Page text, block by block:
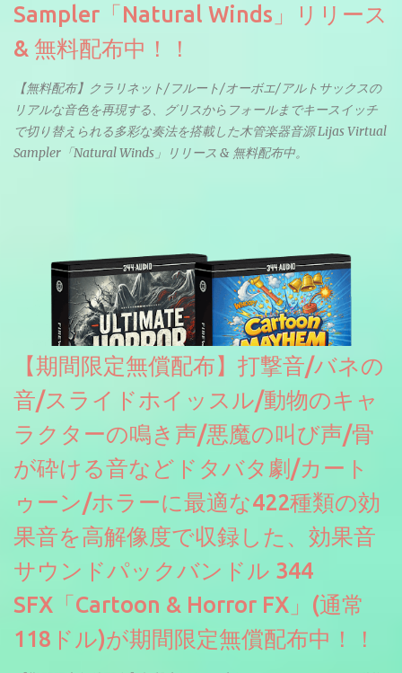
Sampler「Natural Winds」リリース
& 無料配布中！！
【無料配布】クラリネット/フルート/オーボエ/アルトサックスの
リアルな音色を再現する、グリスからフォールまでキースイッチ
で切り替えられる多彩な奏法を搭載した木管楽器音源 Lijas Virtual
Sampler「Natural Winds」リリース & 無料配布中。
【期間限定無償配布】打撃音/バネの
音/スライドホイッスル/動物のキャ
ラクターの鳴き声/悪魔の叫び声/骨
が砕ける音などドタバタ劇/カート
ゥーン/ホラーに最適な422種類の効
果音を高解像度で収録した、効果音
サウンドパックバンドル 344
SFX「Cartoon & Horror FX」(通常
118ドル)が期間限定無償配布中！！